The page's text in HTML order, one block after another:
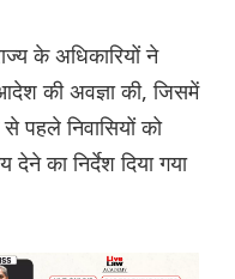
के अधिकारियों ने
की अवज्ञा की, जिसमें
पहले निवासियों को
देने का निर्देश दिया गया